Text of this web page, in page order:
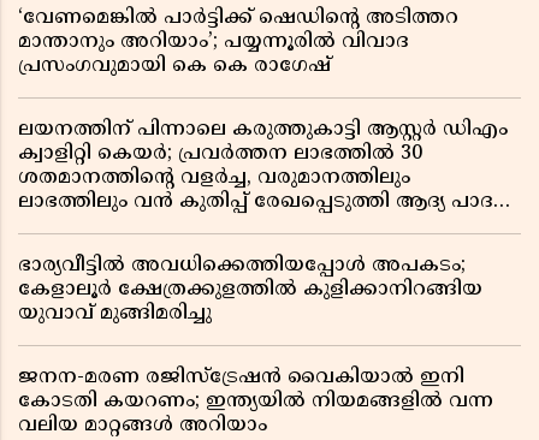
‘വേണമെങ്കിൽ പാർട്ടിക്ക് ഷെഡിൻ്റെ അടിത്തറ
മാന്താനും അറിയാം’; പയ്യന്നൂരിൽ വിവാദ
പ്രസംഗവുമായി കെ കെ രാഗേഷ്
ലയനത്തിന് പിന്നാലെ കരുത്തുകാട്ടി ആസ്റ്റർ ഡിഎം
ക്വാളിറ്റി കെയർ; പ്രവർത്തന ലാഭത്തിൽ 30
ശതമാനത്തിൻ്റെ വളർച്ച, വരുമാനത്തിലും
ലാഭത്തിലും വൻ കുതിപ്പ് രേഖപ്പെടുത്തി ആദ്യ പാദ
ഭാര്യവീട്ടിൽ അവധിക്കെത്തിയപ്പോൾ അപകടം;
കേളാലൂർ ക്ഷേത്രക്കുളത്തിൽ കുളിക്കാനിറങ്ങിയ
യുവാവ് മുങ്ങിമരിച്ചു
ജനന-മരണ രജിസ്ട്രേഷൻ വൈകിയാൽ ഇനി
കോടതി കയറണം; ഇന്ത്യയിൽ നിയമങ്ങളിൽ വന്ന
വലിയ മാറ്റങ്ങൾ അറിയാം